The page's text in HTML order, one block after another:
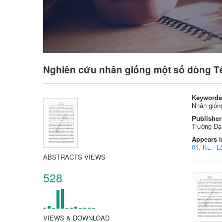
Nghiên cứu nhân giống một số dòng
ABSTRACTS VIEWS
528
VIEWS & DOWNLOAD
Keywords
Nhân
Publisher
Trường
Appears
01. KL -